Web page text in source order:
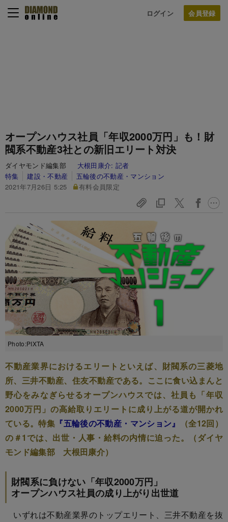
ログイン
オープンハウス社員「年収2000万円」も！財
閥系不動産3社との新旧エリート対決
ダイヤモンド編集部 大根田康介:記者
特集
建設・不動産
五輪後の不動産・マンション
2021年7月26日 5:25
有料会員限定
Photo:PIXTA
不動産業界におけるエリートといえば、財閥系の三菱地
所、三井不動産、住友不動産である。ここに食い込まんと
野心をみなぎらせるオープンハウスでは、社員も「年収
2000万円」の高給取りエリートに成り上がる道が開かれ
ている。特集 『五輪後の不動産・マンション』
（全12回）
の＃1では、出世・人事・給料の内情に迫った。（ダイヤ
モンド編集部 大根田康介）
財閥系に負けない「年収2000万円」
オープンハウス社員の成り上がり出世道
いずれは不動産業界のトップエリート、三井不動産を抜